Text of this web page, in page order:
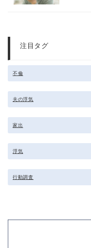
注目タグ
不倫
夫の浮気
家出
浮気
行動調査